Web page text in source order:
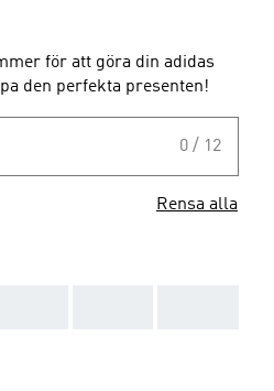
för att göra din adidas
den perfekta presenten!
0 / 12
Rensa alla